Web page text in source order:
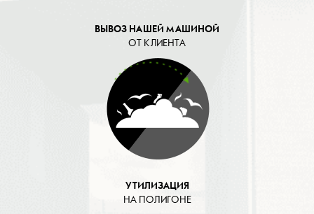
ВЫВОЗ НАШЕЙ МАШИНОЙ
ОТ КЛИЕНТА
УТИЛИЗАЦИЯ
НА ПОЛИГОНЕ